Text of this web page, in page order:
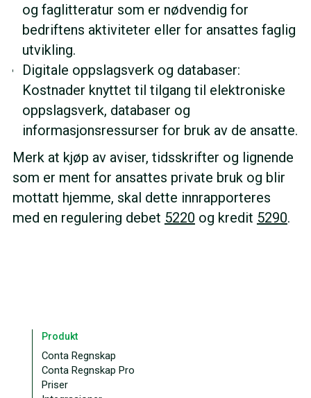
og faglitteratur som er nødvendig for
bedriftens aktiviteter eller for ansattes faglig
utvikling.
Digitale oppslagsverk og databaser:
Kostnader knyttet til tilgang til elektroniske
oppslagsverk, databaser og
informasjonsressurser for bruk av de ansatte.
Merk at kjøp av aviser, tidsskrifter og lignende
som er ment for ansattes private bruk og blir
mottatt hjemme, skal dette innrapporteres
med en regulering debet 5220 og kredit 5290.
Produkt
Conta Regnskap
Conta Regnskap Pro
Priser